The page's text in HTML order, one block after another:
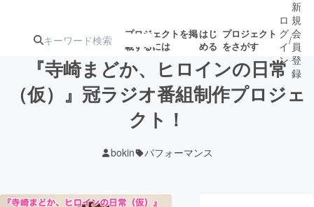
プロジェクトを掲
載するには
はじ
める
プロジェクト
をさがす
注目の新着プロ
募集終了が近いプ
ロ
グ
イ
ン
/
新
規
会
員
登
録
『寺崎まどか、ヒロインの日常
（仮）』冠ラジオ番組制作プロジェ
クト！
bokin パフォーマンス